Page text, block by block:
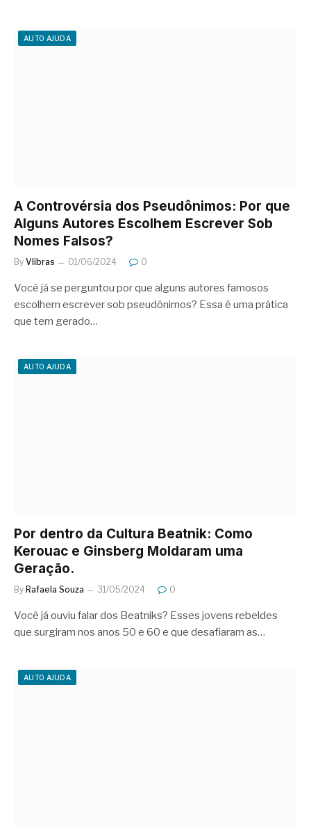
AUTO AJUDA
A Controvérsia dos Pseudônimos: Por que
Alguns Autores Escolhem Escrever Sob
Nomes Falsos?
By Vlibras 01/06/2024 0
Você já se perguntou por que alguns autores famosos
escolhem escrever sob pseudônimos? Essa é uma prática
que tem gerado…
AUTO AJUDA
Por dentro da Cultura Beatnik: Como
Kerouac e Ginsberg Moldaram uma
Geração.
By Rafaela Souza 31/05/2024 0
Você já ouviu falar dos Beatniks? Esses jovens rebeldes
que surgiram nos anos 50 e 60 e que desafiaram as…
AUTO AJUDA